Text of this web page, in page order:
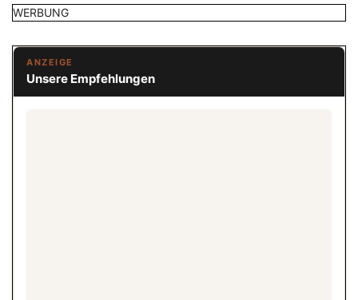
WERBUNG
ANZEIGE
Unsere Empfehlungen